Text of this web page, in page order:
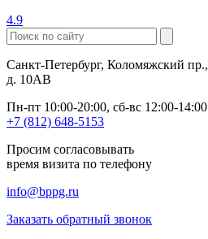
4.9
Санкт-Петербург, Коломяжский пр.,
д. 10АВ
Пн-пт 10:00-20:00, сб-вс 12:00-14:00
+7 (812) 648-5153
Просим согласовывать
время визита по телефону
info@bppg.ru
Заказать обратный звонок